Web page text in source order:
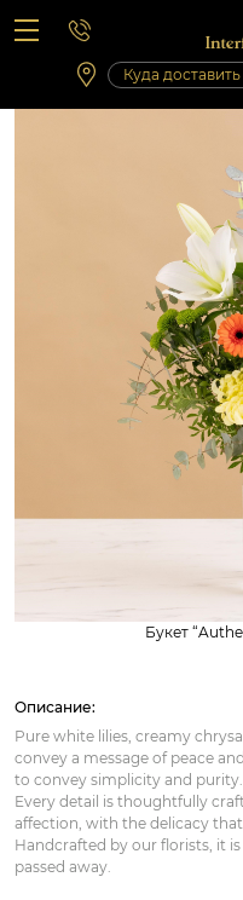
Вопросы-ответы
Сб 10:00 ‐ 14:00
Выходные и
Букет
Описание:
Pure white lilies, creamy
convey a message of peace
to convey simplicity and purity.
Every detail is thoughtfully
affection, with the delicacy
Handcrafted by our florists, it
passed away.